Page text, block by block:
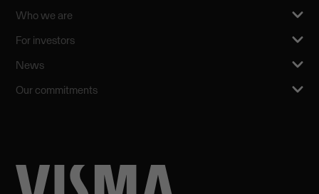
Who we are
For investors
News
Our commitments